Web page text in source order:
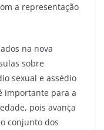
a representação
na nova
sobre
sexual e assédio
importante para a
pois avança
conjunto dos